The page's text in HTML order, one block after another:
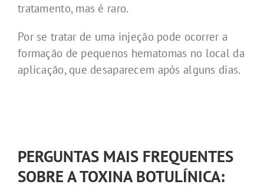
tratamento, mas é raro.
Por se tratar de uma injeção pode ocorrer a
formação de pequenos hematomas no local da
aplicação, que desaparecem após alguns dias.
PERGUNTAS MAIS FREQUENTES
SOBRE A TOXINA BOTULÍNICA: